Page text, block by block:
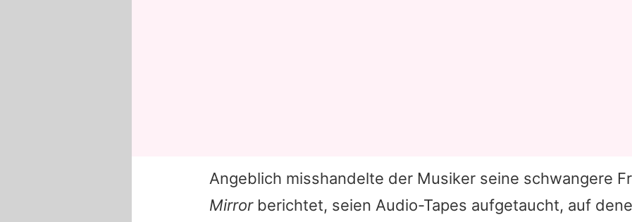
Angeblich misshandelte der Musiker seine schwangere
Mirrorberichtet, seien Audio-Tapes aufgetaucht, auf